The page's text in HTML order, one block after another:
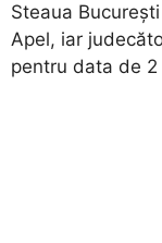
Steaua
Apel, iar
pentru data de